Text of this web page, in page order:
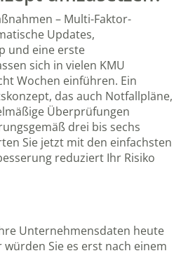
– Multi-Faktor-
Updates,
und eine erste
sich in vielen KMU
Wochen einführen. Ein
das auch Notfallpläne,
Überprüfungen
drei bis sechs
Sie jetzt mit den einfachsten
reduziert Ihr Risiko
Unternehmensdaten heute
Sie es erst nach einem